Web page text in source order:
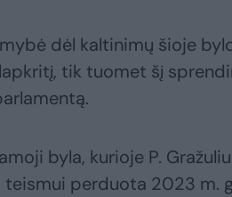
dėl kaltinimų šioje
tik tuomet šį
byla, kurioje P.
teismui perduota 2023 m.